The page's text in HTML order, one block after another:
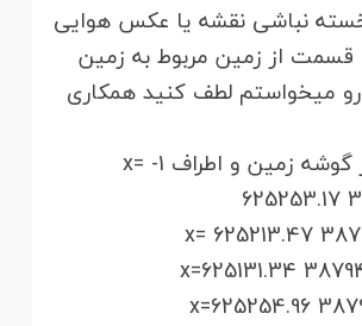
نباشی نقشه یا عکس هوایی
یک قسمت از زمین مربوط به زمین
میخواستم لطف کنید همکاری
مختصات چهار گوشه زمین و اطراف 1- x=
625253.17